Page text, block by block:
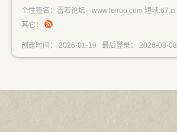
个性签名：雷若论坛-- www.leiruo.com 短域:67.ci
其它：
创建时间： 2026-01-19 最后登录： 2026-08-08